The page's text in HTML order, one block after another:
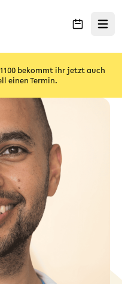
Menü
bekommt ihr jetzt auch
einen Termin.